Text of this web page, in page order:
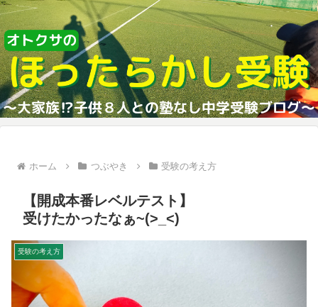
ホーム つぶやき 受験の考え方
【開成本番レベルテスト】
受けたかったなぁ~(>_<)
受験の考え方